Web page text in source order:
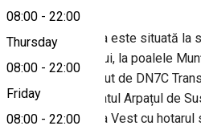
08:00 - 22:00
Thursday
08:00 - 22:00
Friday
08:00 - 22:00
Comuna Cîrțișoara este situată la
mijlocul țării Oltului, la poalele
Bâlii, fiind străbătut de DN7C
învecinează cu satul Arpațul de
Arpașul de Jos La Vest cu hotarul